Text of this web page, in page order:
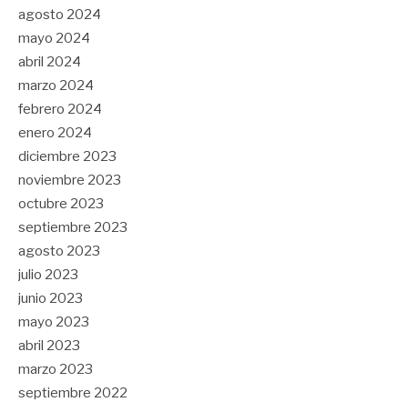
agosto 2024
mayo 2024
abril 2024
marzo 2024
febrero 2024
enero 2024
diciembre 2023
noviembre 2023
octubre 2023
septiembre 2023
agosto 2023
julio 2023
junio 2023
mayo 2023
abril 2023
marzo 2023
septiembre 2022